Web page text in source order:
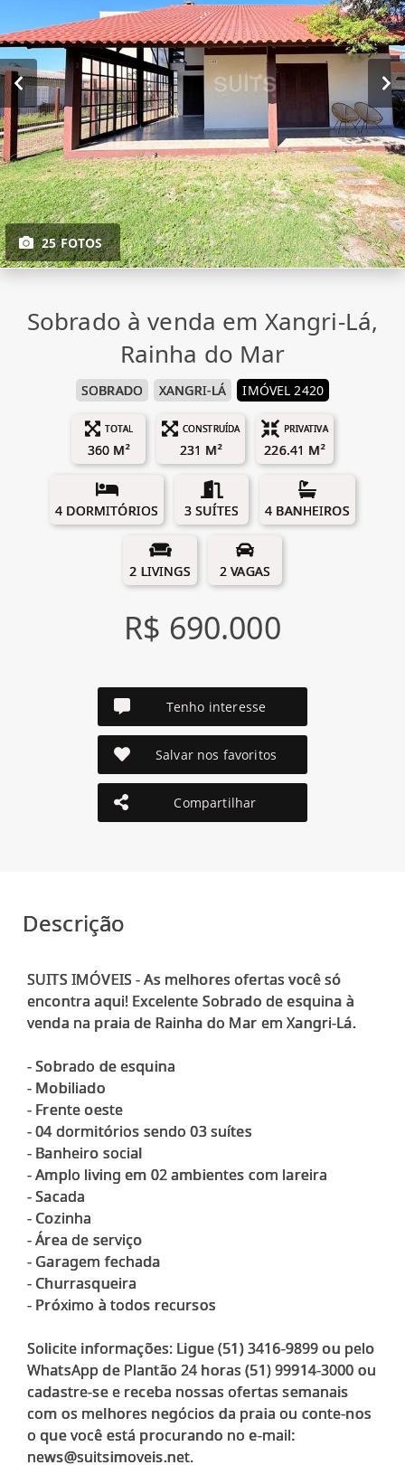
25 FOTOS
Sobrado à venda em Xangri-Lá,
Rainha do Mar
SOBRADO XANGRI-LÁ IMÓVEL 2420
TOTAL
360 M²
CONSTRUÍDA
231 M²
PRIVATIVA
226.41 M²
4 DORMITÓRIOS 3 SUÍTES 4 BANHEIROS
2 LIVINGS 2 VAGAS
R$ 690.000
Tenho interesse
Salvar nos favoritos
Compartilhar
Descrição
SUITS IMÓVEIS - As melhores ofertas você só
encontra aqui! Excelente Sobrado de esquina à
venda na praia de Rainha do Mar em Xangri-Lá.
- Sobrado de esquina
- Mobiliado
- Frente oeste
- 04 dormitórios sendo 03 suítes
- Banheiro social
- Amplo living em 02 ambientes com lareira
- Sacada
- Cozinha
- Área de serviço
- Garagem fechada
- Churrasqueira
- Próximo à todos recursos
Solicite informações: Ligue (51) 3416-9899 ou pelo
WhatsApp de Plantão 24 horas (51) 99914-3000 ou
cadastre-se e receba nossas ofertas semanais
com os melhores negócios da praia ou conte-nos
o que você está procurando no e-mail: